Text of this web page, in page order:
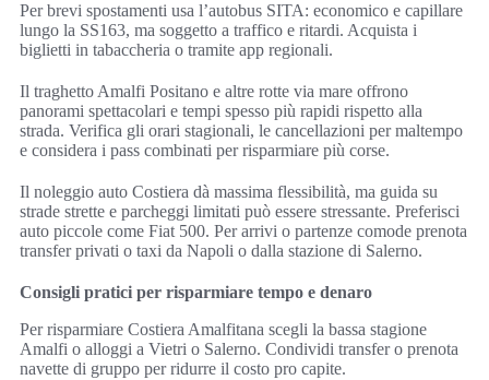
Per brevi spostamenti usa l’autobus SITA: economico e capillare
lungo la SS163, ma soggetto a traffico e ritardi. Acquista i
biglietti in tabaccheria o tramite app regionali.
Il traghetto Amalfi Positano e altre rotte via mare offrono
panorami spettacolari e tempi spesso più rapidi rispetto alla
strada. Verifica gli orari stagionali, le cancellazioni per maltempo
e considera i pass combinati per risparmiare più corse.
Il noleggio auto Costiera dà massima flessibilità, ma guida su
strade strette e parcheggi limitati può essere stressante. Preferisci
auto piccole come Fiat 500. Per arrivi o partenze comode prenota
transfer privati o taxi da Napoli o dalla stazione di Salerno.
Consigli pratici per risparmiare tempo e denaro
Per risparmiare Costiera Amalfitana scegli la bassa stagione
Amalfi o alloggi a Vietri o Salerno. Condividi transfer o prenota
navette di gruppo per ridurre il costo pro capite.